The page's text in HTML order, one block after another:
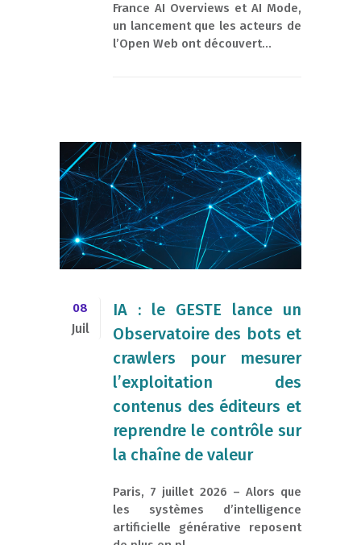
France AI Overviews et AI Mode,
un lancement que les acteurs de
l’Open Web ont découvert...
08
Juil
​IA : le GESTE lance un
Observatoire des bots et
crawlers pour mesurer
l’exploitation des
contenus des éditeurs et
reprendre le contrôle sur
la chaîne de valeur
Paris, 7 juillet 2026 – Alors que
les systèmes d’intelligence
artificielle générative reposent